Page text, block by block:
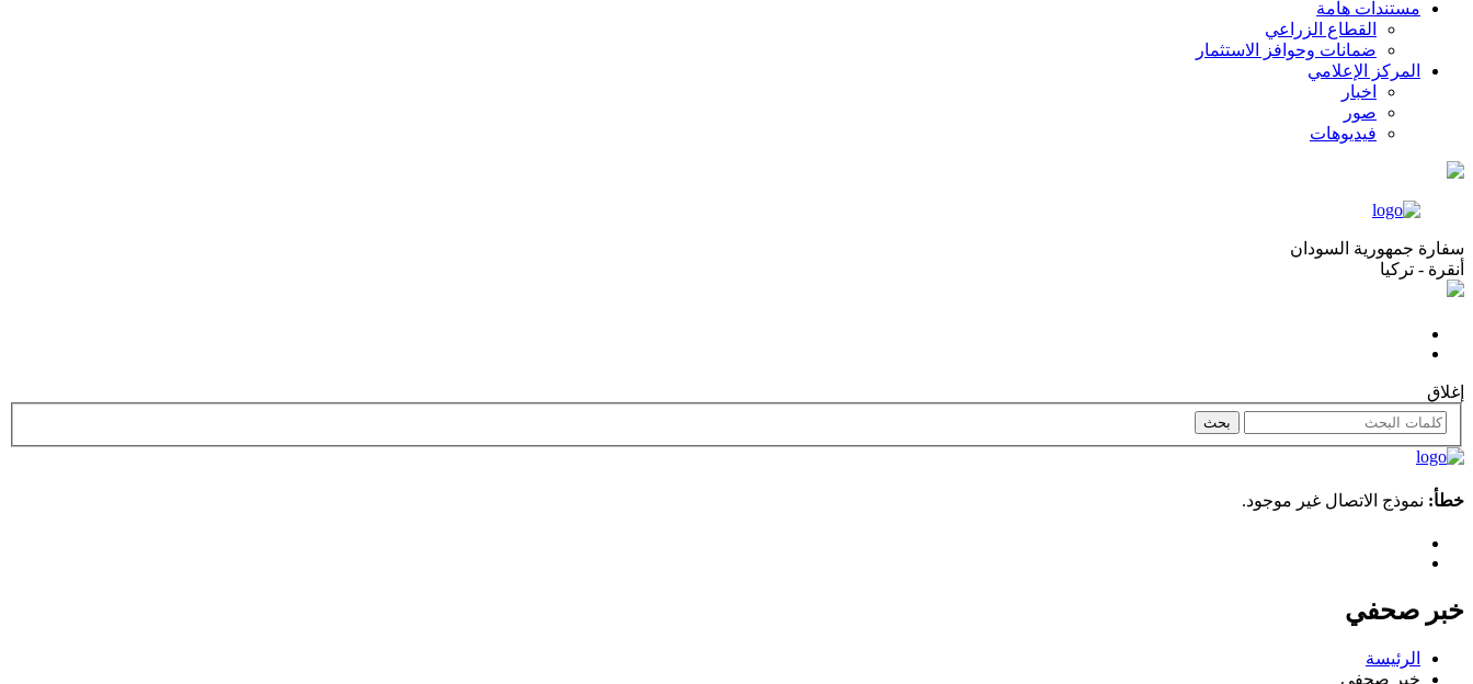
مستندات هامة
القطاع الزراعي
ضمانات وحوافز الاستثمار
المركز الإعلامي
اخبار
صور
فيديوهات
سفارة جمهورية السودان
أنقرة - تركيا
إغلاق
خطأ: نموذج الاتصال غير موجود.
خبر صحفي
الرئيسة
خبر صحفي